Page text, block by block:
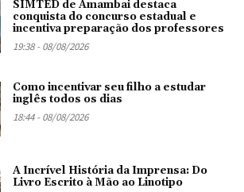
SIMTED de Amambai destaca
conquista do concurso estadual e
incentiva preparação dos professores
19:38 - 08/08/2026
Como incentivar seu filho a estudar
inglês todos os dias
18:44 - 08/08/2026
A Incrível História da Imprensa: Do
Livro Escrito à Mão ao Linotipo